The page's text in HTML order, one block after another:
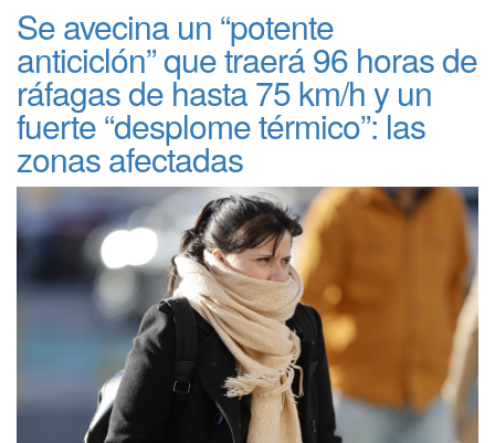
Se avecina un “potente
anticiclón” que traerá 96 horas de
ráfagas de hasta 75 km/h y un
fuerte “desplome térmico”: las
zonas afectadas